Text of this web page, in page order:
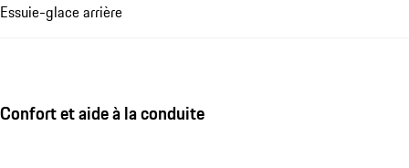
Essuie-glace arrière
Confort et aide à la conduite